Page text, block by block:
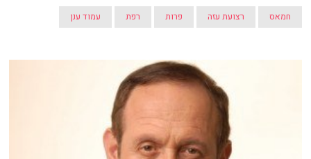
חמאס רצועת עזה פרות רפת עמוד ענן